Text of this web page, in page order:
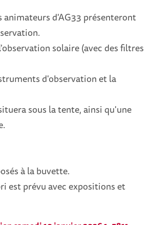
d'AG33 présenteront
solaire (avec des filtres
d'observation et la
sous la tente, ainsi qu'une
à la buvette.
est prévu avec expositions et